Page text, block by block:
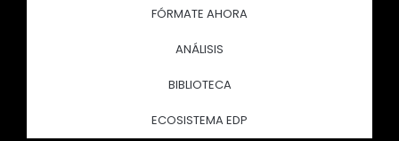
FÓRMATE AHORA
ANÁLISIS
BIBLIOTECA
ECOSISTEMA EDP